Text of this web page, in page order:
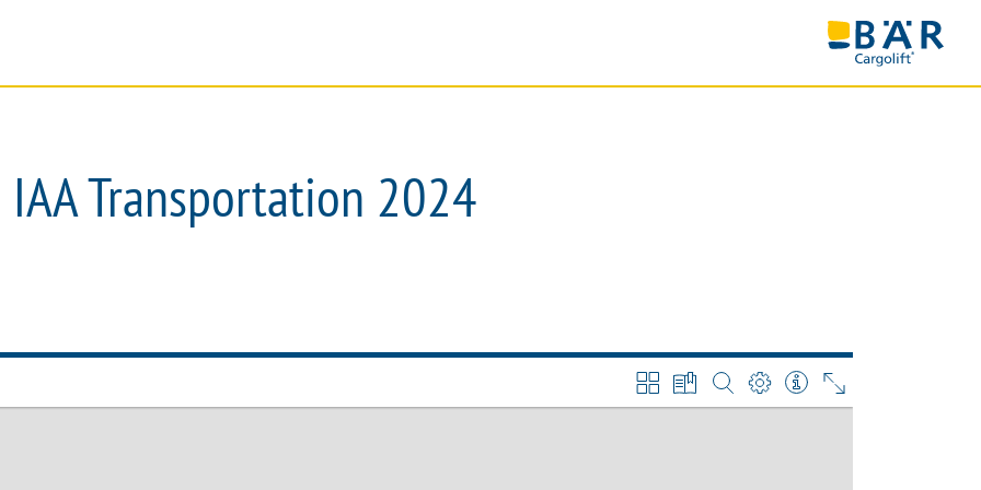
IAA Transportation 2024